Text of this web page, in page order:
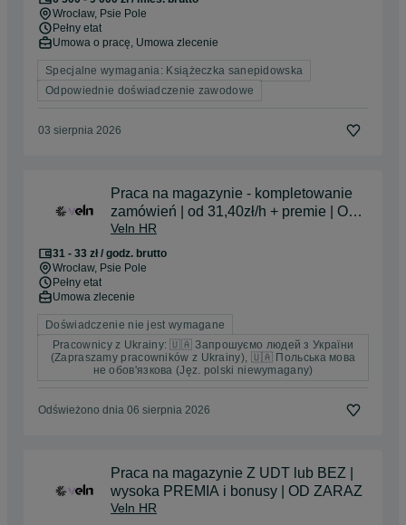
Wrocław, Psie Pole
Pełny etat
Umowa o pracę, Umowa zlecenie
Specjalne wymagania: Książeczka sanepidowska
Odpowiednie doświadczenie zawodowe
03 sierpnia 2026
Praca na magazynie - kompletowanie
zamówień | od 31,40zł/h + premie | OD
ZARAZ
Veln HR
31 - 33 zł / godz. brutto
Wrocław, Psie Pole
Pełny etat
Umowa zlecenie
Doświadczenie nie jest wymagane
Pracownicy z Ukrainy: 🇺🇦 Запрошуємо людей з України
(Zapraszamy pracowników z Ukrainy), 🇺🇦 Польська мова
не обов'язкова (Jęz. polski niewymagany)
Odświeżono dnia 06 sierpnia 2026
Praca na magazynie Z UDT lub BEZ |
wysoka PREMIA i bonusy | OD ZARAZ
Veln HR